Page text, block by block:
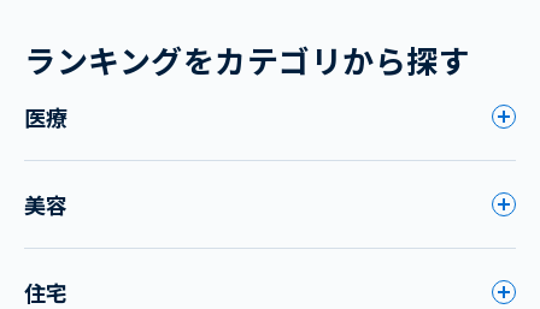
ランキングをカテゴリから探す
医療
美容
住宅